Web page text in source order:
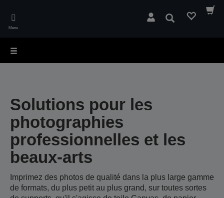
main
Menu
Rechercher
Solutions pour les
photographies
professionnelles et les
beaux-arts
Imprimez des photos de qualité dans la plus large gamme
de formats, du plus petit au plus grand, sur toutes sortes